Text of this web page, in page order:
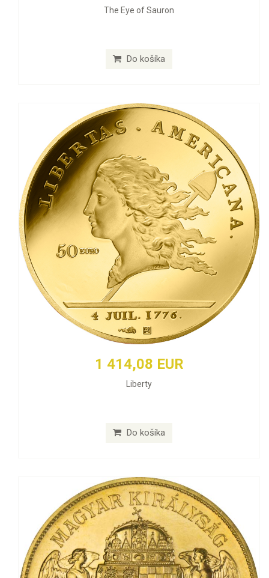
The Eye of Sauron
Do košíka
1 414,08 EUR
Liberty
Do košíka